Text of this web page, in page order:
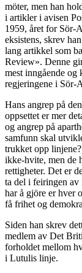
möter, men han
i artikler i avisen
1959, året for Sör-
eksistens, skrev
lang artikkel som
Review». Denne
mest inngående og
regjeringene i Sör-
Hans angrep på
oppsettet er mer
og angrep på
samfunn skal
trukket opp
ikke-hvite, men de
rettigheter. Det er
ta del i feiringen av
har å gjöre er hver
få frihet og
Siden han skrev
medlem av Det
forholdet mellom
i Lutulis linje.